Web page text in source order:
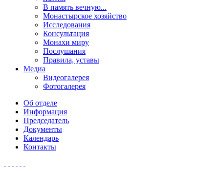
В память вечную...
Монастырское хозяйство
Исследования
Консультация
Монахи миру
Послушания
Правила, уставы
Медиа
Видеогалерея
Фотогалерея
Об отделе
Информация
Председатель
Документы
Календарь
Контакты